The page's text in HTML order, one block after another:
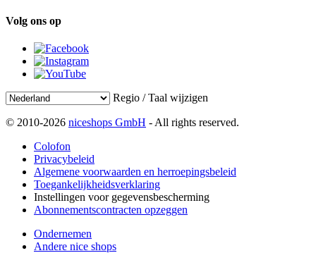
Volg ons op
Regio / Taal wijzigen
© 2010-2026 niceshops GmbH - All rights reserved.
Colofon
Privacybeleid
Algemene voorwaarden en herroepingsbeleid
Toegankelijkheidsverklaring
Instellingen voor gegevensbescherming
Abonnementscontracten opzeggen
Ondernemen
Andere nice shops